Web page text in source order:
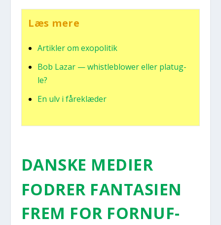
Læs mere
Artik­ler om exopo­li­tik
Bob Lazar — whi­st­le­blower eller pla­tug­
le?
En ulv i fåre­klæ­der
DAN­SKE MEDI­ER
FODRER FAN­TA­SI­EN
FREM FOR FOR­NUF­